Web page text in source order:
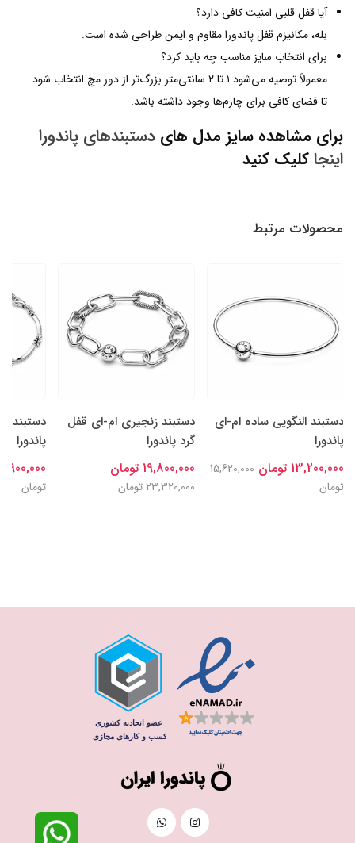
آیا قفل قلبی امنیت کافی دارد؟
بله، مکانیزم قفل پاندورا مقاوم و ایمن طراحی شده است.
برای انتخاب سایز مناسب چه باید کرد؟
معمولاً توصیه می‌شود ۱ تا ۲ سانتی‌متر بزرگ‌تر از دور مچ انتخاب شود
تا فضای کافی برای چارم‌ها وجود داشته باشد.
برای مشاهده سایز مدل های دستبندهای پاندورا
اینجاکلیک کنید
محصولات مرتبط
دستبند النگویی ساده ام-ای
پاندورا
13,200,000 تومان
15,620,000
تومان
دستبند زنجیری ام-ای قفل
گرد پاندورا
19,800,000 تومان
23,320,000 تومان
دستبند
پاندورا
14,900,000
تومان